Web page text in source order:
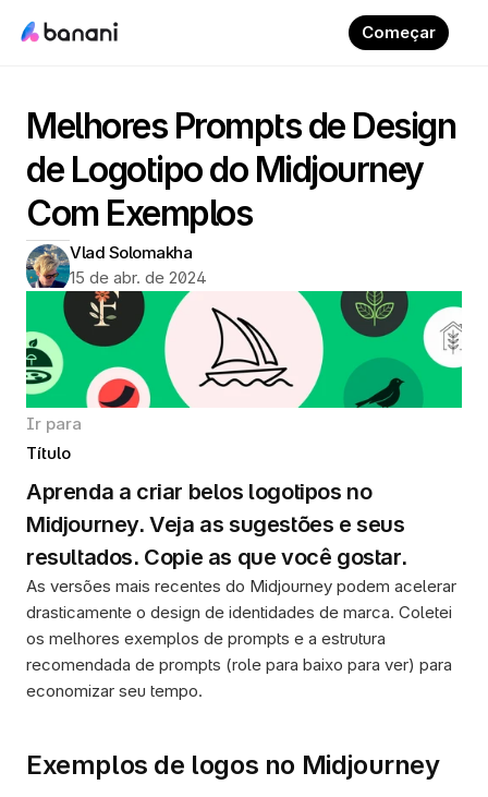
Começar
Melhores Prompts de Design
de Logotipo do Midjourney
Com Exemplos
Vlad Solomakha
15 de abr. de 2024
Ir para
Título
Aprenda a criar belos logotipos no
Midjourney. Veja as sugestões e seus
resultados. Copie as que você gostar.
As versões mais recentes do Midjourney podem acelerar
drasticamente o design de identidades de marca. Coletei
os melhores exemplos de prompts e a estrutura
recomendada de prompts (role para baixo para ver) para
economizar seu tempo.
Exemplos de logos no Midjourney